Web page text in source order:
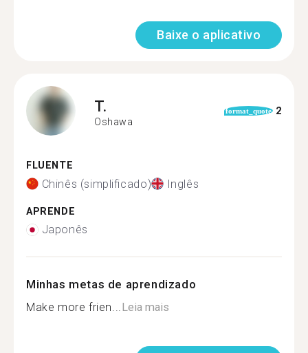
Baixe o aplicativo
T.
Oshawa
format_quote 2
FLUENTE
Chinês (simplificado) Inglês
APRENDE
Japonês
Minhas metas de aprendizado
Make more frien...Leia mais